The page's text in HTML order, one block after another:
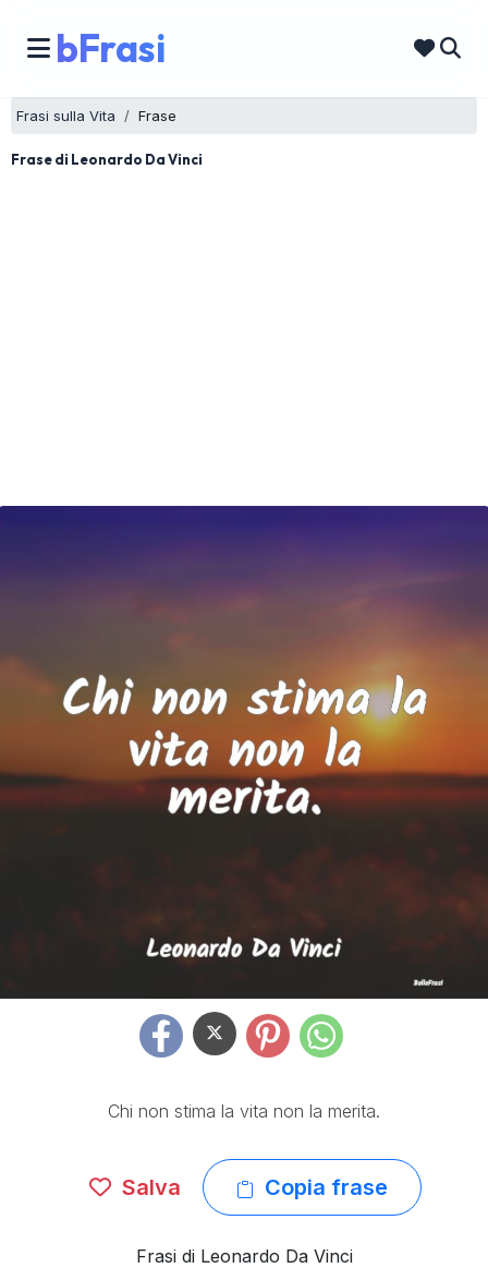
bFrasi
Frasi sulla Vita Frase
Frase di Leonardo Da Vinci
Chi non stima la vita non la merita.
Salva Copia frase
Frasi di Leonardo Da Vinci